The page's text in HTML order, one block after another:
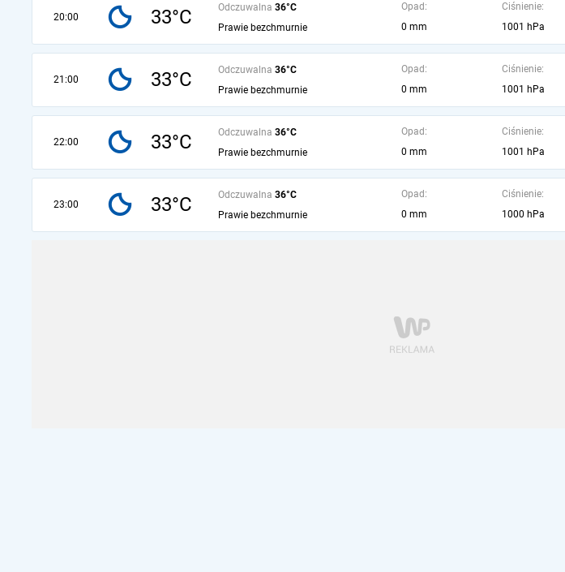
20:00 33°C Odczuwalna 36°C
Prawie bezchmurnie
Opad:
0 mm
Ciśnienie:
1001 hPa
21:00 33°C Odczuwalna 36°C
Prawie bezchmurnie
Opad:
0 mm
Ciśnienie:
1001 hPa
22:00 33°C Odczuwalna 36°C
Prawie bezchmurnie
Opad:
0 mm
Ciśnienie:
1001 hPa
23:00 33°C Odczuwalna 36°C
Prawie bezchmurnie
Opad:
0 mm
Ciśnienie:
1000 hPa